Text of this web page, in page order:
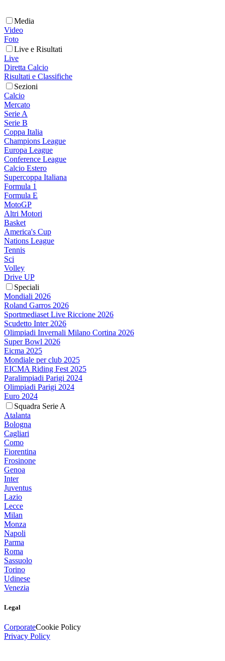
Media
Video
Foto
Live e Risultati
Live
Diretta Calcio
Risultati e Classifiche
Sezioni
Calcio
Mercato
Serie A
Serie B
Coppa Italia
Champions League
Europa League
Conference League
Calcio Estero
Supercoppa Italiana
Formula 1
Formula E
MotoGP
Altri Motori
Basket
America's Cup
Nations League
Tennis
Sci
Volley
Drive UP
Speciali
Mondiali 2026
Roland Garros 2026
Sportmediaset Live Riccione 2026
Scudetto Inter 2026
Olimpiadi Invernali Milano Cortina 2026
Super Bowl 2026
Eicma 2025
Mondiale per club 2025
EICMA Riding Fest 2025
Paralimpiadi Parigi 2024
Olimpiadi Parigi 2024
Euro 2024
Squadra Serie A
Atalanta
Bologna
Cagliari
Como
Fiorentina
Frosinone
Genoa
Inter
Juventus
Lazio
Lecce
Milan
Monza
Napoli
Parma
Roma
Sassuolo
Torino
Udinese
Venezia
Legal
CorporateCookie Policy
Privacy Policy